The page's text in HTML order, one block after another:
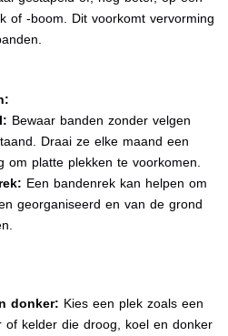
of -boom. Dit voorkomt vervorming
Bewaar banden zonder velgen
Draai ze elke maand een
om platte plekken te voorkomen.
Een bandenrek kan helpen om
georganiseerd en van de grond
donker: Kies een plek zoals een
of kelder die droog, koel en donker